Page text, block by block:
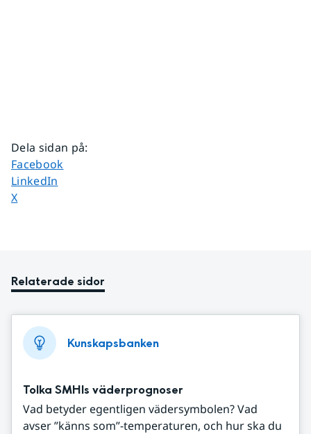
Dela sidan på:
Dela sidan på
Facebook
Dela sidan på
LinkedIn
Dela sidan på
X
Relaterade sidor
Kunskapsbanken
Tolka SMHIs väderprognoser
Vad betyder egentligen vädersymbolen? Vad
avser ”känns som”-temperaturen, och hur ska du